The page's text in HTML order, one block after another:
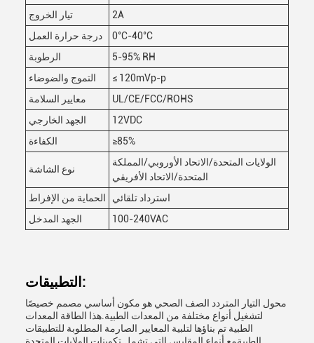
تيار الخروج
2A
درجة حرارة العمل
0°C-40°C
الرطوبة
5-95% RH
التموج والضوضاء
≤ 120mVp-p
معايير السلامة
UL/CE/FCC/ROHS
الجهد الخارجي
12VDC
الكفاءة
≥85%
نوع الشاشة
الولايات المتحدة/الاتحاد الأوروبي/المملكة
المتحدة/الاتحاد الأفريقي
الحماية من الإفراط
استرداد تلقائي
الجهد المدخل
100-240VAC
التطبيقات:
محول التيار المتردد الصف الصحي هو مكون أساسي مصمم خصيصًا
لتشغيل أنواع مختلفة من المعدات الطبية.هذا الطاقة المعدات
الطبية تم بناؤها لتلبية المعايير الصارمة المطلوبة للتطبيقات